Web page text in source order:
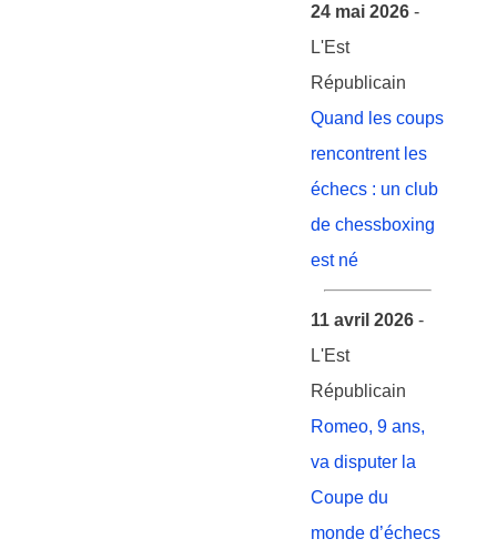
24 mai 2026 -
L'Est
Républicain
Quand les coups
rencontrent les
échecs : un club
de chessboxing
est né
11 avril 2026 -
L'Est
Républicain
Romeo, 9 ans,
va disputer la
Coupe du
monde d’échecs